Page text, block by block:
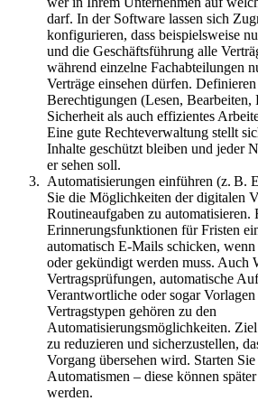
darf. In der Software lassen sich
konfigurieren, dass beispielsweise
und die Geschäftsführung alle
während einzelne Fachabteilungen
Verträge einsehen dürfen.
Berechtigungen (Lesen, Bearbeiten,
Sicherheit als auch effizientes
Eine gute Rechteverwaltung stellt
Inhalte geschützt bleiben und jeder
er sehen soll.
Automatisierungen einführen (z. B.
Sie die Möglichkeiten der digitalen
Routineaufgaben zu automatisieren.
Erinnerungsfunktionen für Fristen
automatisch E-Mails schicken,
oder gekündigt werden muss. Auch
Vertragsprüfungen, automatische
Verantwortliche oder sogar
Vertragstypen gehören zu den
Automatisierungsmöglichkeiten.
zu reduzieren und sicherzustellen,
Vorgang übersehen wird. Starten
Automatismen – diese können
werden.